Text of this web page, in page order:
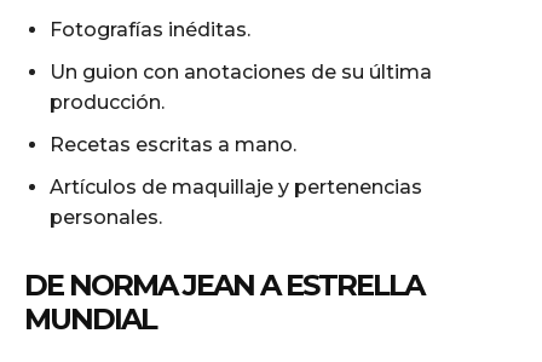
Fotografías inéditas.
Un guion con anotaciones de su última
producción.
Recetas escritas a mano.
Artículos de maquillaje y pertenencias
personales.
DE NORMA JEAN A ESTRELLA
MUNDIAL